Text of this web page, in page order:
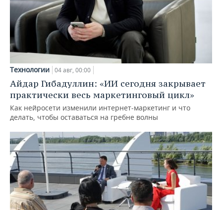
Технологии 04 авг, 00:00
Айдар Гибадуллин: «ИИ сегодня закрывает
практически весь маркетинговый цикл»
Как нейросети изменили интернет-маркетинг и что
делать, чтобы оставаться на гребне волны